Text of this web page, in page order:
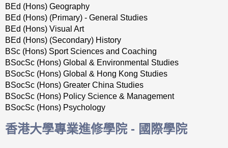
BEd (Hons) Geography
BEd (Hons) (Primary) - General Studies
BEd (Hons) Visual Art
BEd (Hons) (Secondary) History
BSc (Hons) Sport Sciences and Coaching
BSocSc (Hons) Global & Environmental Studies
BSocSc (Hons) Global & Hong Kong Studies
BSocSc (Hons) Greater China Studies
BSocSc (Hons) Policy Science & Management
BSocSc (Hons) Psychology
香港大學專業進修學院 - 國際學院